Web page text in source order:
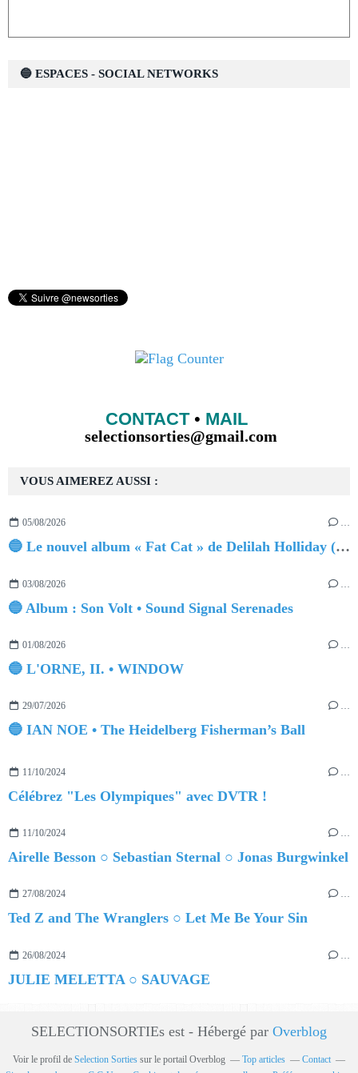
VOUS AIMEREZ AUSSI :
05/08/2026 …
🔵 Le nouvel album « Fat Cat » de Delilah Holliday (sortie le 30 Octobre 2026)
03/08/2026
🔵 Album : Son Volt • Sound Signal Serenades
01/08/2026 …
🔵 L'ORNE, II. • WINDOW
29/07/2026 …
🔵 IAN NOE • The Heidelberg Fisherman’s Ball
11/10/2024
Célébrez "Les Olympiques" avec DVTR !
11/10/2024 …
Airelle Besson ○ Sebastian Sternal ○ Jonas Burgwinkel
27/08/2024 …
Ted Z and The Wranglers ○ Let Me Be Your Sin
26/08/2024
JULIE MELETTA ○ SAUVAGE
🔵 ESPACES - SOCIAL NETWORKS
CONTACT• MAIL
selectionsorties@gmail.com
SELECTIONSORTIEs est - Hébergé par Overblog
Voir le profil de Selection Sorties sur le portail Overblog Top articles
Contact